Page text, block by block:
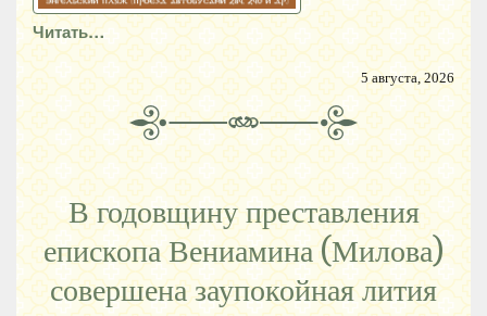
Читать…
5 августа, 2026
В годовщину преставления
епископа Вениамина (Милова)
совершена заупокойная лития